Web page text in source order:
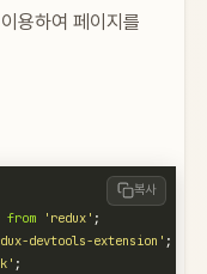
용하여 페이지를
from 'redux' ;
devtools-extension' ;
;
복사